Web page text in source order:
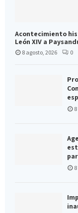
Acontecimiento
León XIV a
8 agosto, 2026 0